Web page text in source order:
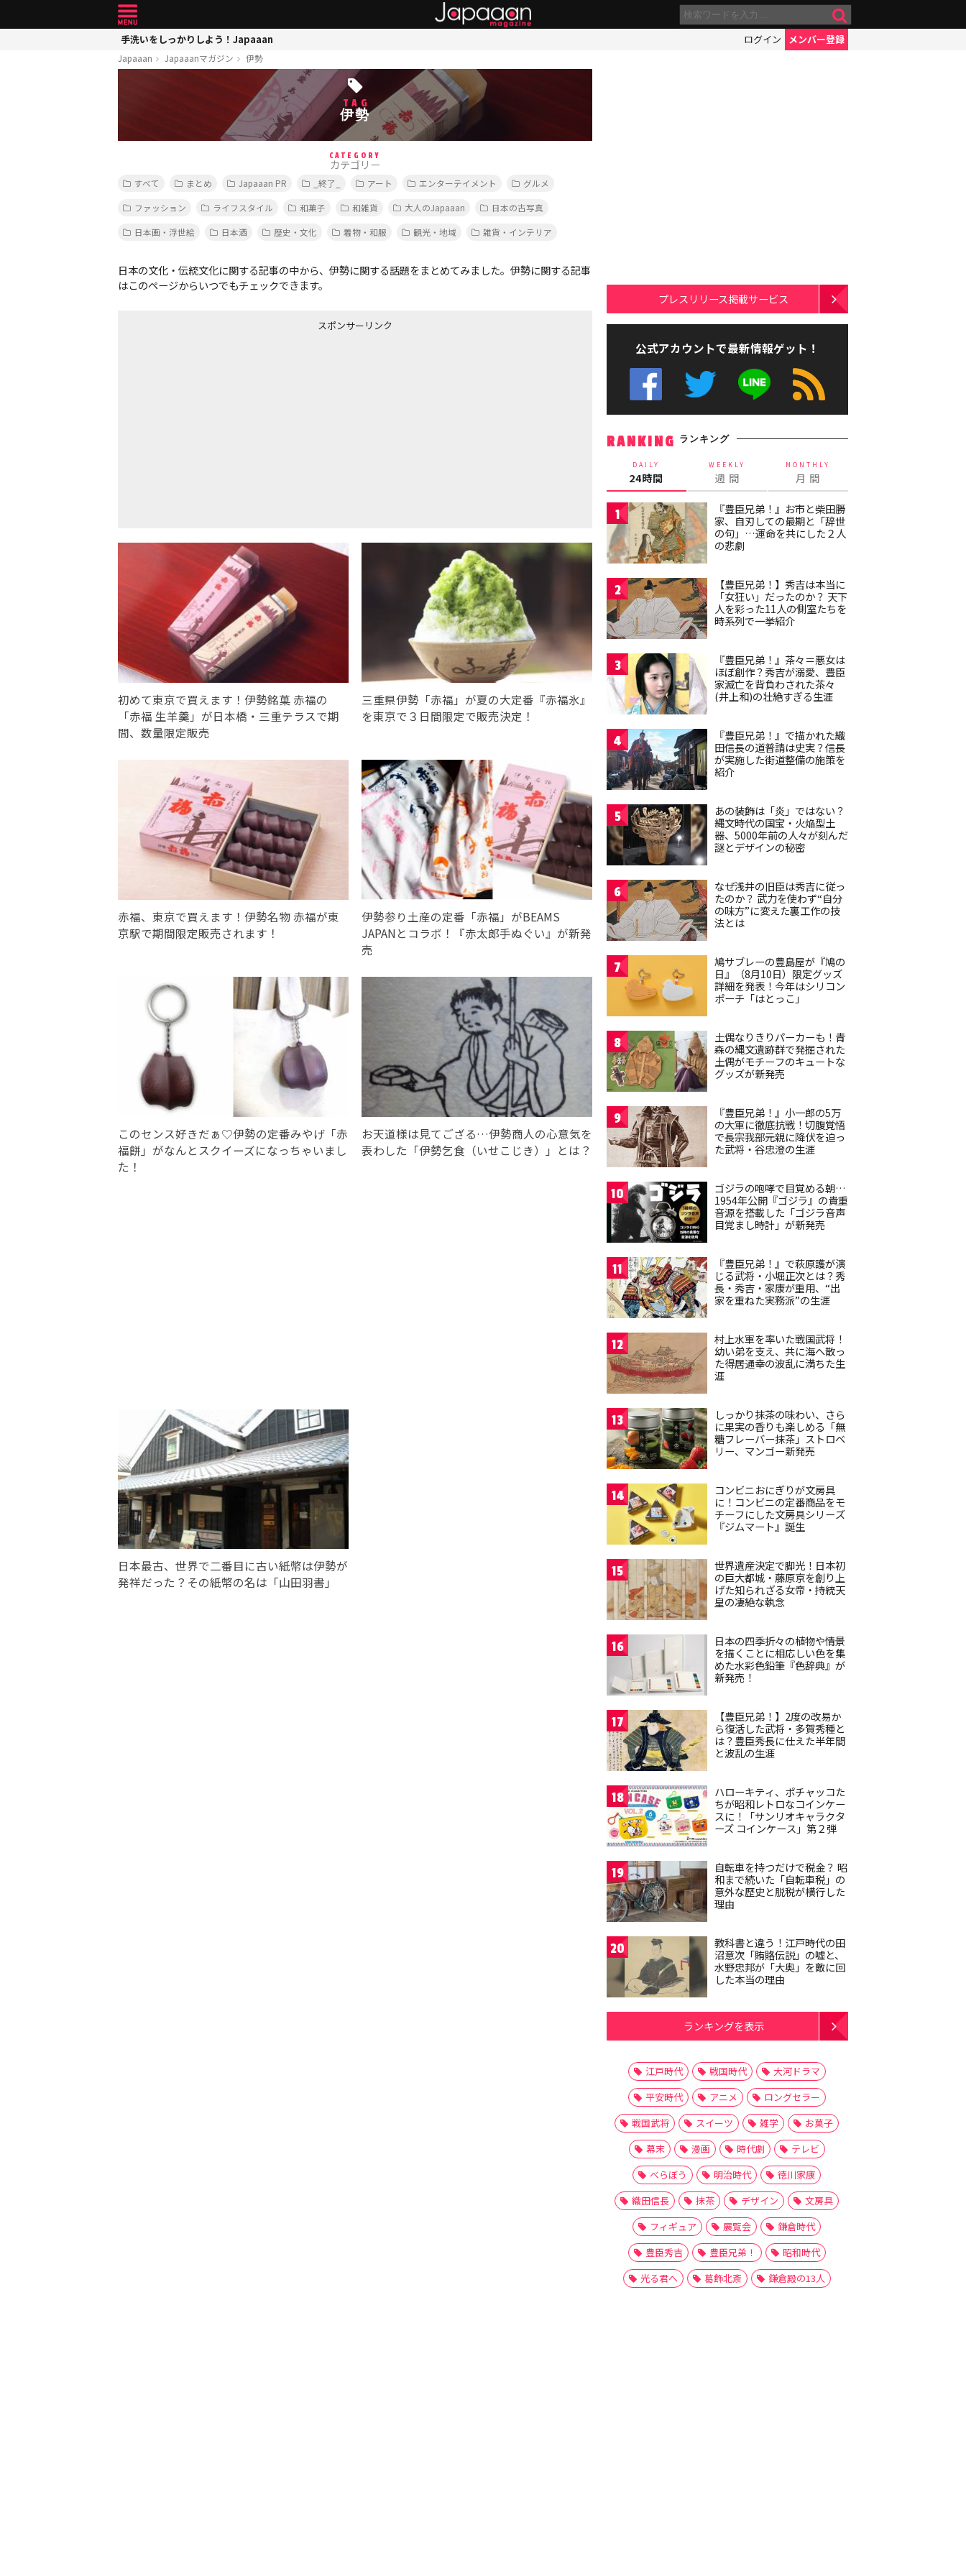
手洗いをしっかりしよう！Japaaan ログイン メンバー登録
Japaaan Japaaanマガジン 伊勢
TAG
伊勢
CATEGORY
カテゴリー
すべて まとめ Japaaan PR _終了_ アート エンターテイメント
グルメ
ファッション
ライフスタイル 和菓子 和雑貨 大人のJapaaan
日本の古写真
日本画・浮世絵
日本酒 歴史・文化 着物・和服 観光・地域 雑貨・インテリア
日本の文化・伝統文化に関する記事の中から、伊勢に関する話題をまとめてみました。伊勢に関する記事
はこのページからいつでもチェックできます。
スポンサーリンク
初めて東京で買えます！伊勢銘菓 赤福の
「赤福 生羊羹」が日本橋・三重テラスで期
間、数量限定販売
三重県伊勢「赤福」が夏の大定番『赤福氷』
を東京で３日間限定で販売決定！
赤福、東京で買えます！伊勢名物 赤福が東
京駅で期間限定販売されます！
伊勢参り土産の定番「赤福」がBEAMS
JAPANとコラボ！『赤太郎手ぬぐい』が新発
売
このセンス好きだぁ♡伊勢の定番みやげ「赤
福餅」がなんとスクイーズになっちゃいまし
た！
お天道様は見てござる…伊勢商人の心意気を
表わした「伊勢乞食（いせこじき）」とは？
日本最古、世界で二番目に古い紙幣は伊勢が
発祥だった？その紙幣の名は「山田羽書」
プレスリリース掲載サービス
公式アカウントで最新情報ゲット！
RANKING ランキング
DAILY
24時間
WEEKLY
週 間
MONTHLY
月 間
1
『豊臣兄弟！』お市と柴田勝
家、自刃しての最期と「辞世
の句」…運命を共にした２人
の悲劇
2
【豊臣兄弟！】秀吉は本当に
「女狂い」だったのか？ 天下
人を彩った11人の側室たちを
時系列で一挙紹介
3
『豊臣兄弟！』茶々＝悪女は
ほぼ創作？秀吉が溺愛、豊臣
家滅亡を背負わされた茶々
(井上和)の壮絶すぎる生涯
4
『豊臣兄弟！』で描かれた織
田信長の道普請は史実？信長
が実施した街道整備の施策を
紹介
5
あの装飾は「炎」ではない？
縄文時代の国宝・火焔型土
器、5000年前の人々が刻んだ
謎とデザインの秘密
6
なぜ浅井の旧臣は秀吉に従っ
たのか？ 武力を使わず“自分
の味方”に変えた裏工作の技
法とは
7
鳩サブレーの豊島屋が『鳩の
日』（8月10日）限定グッズ
詳細を発表！今年はシリコン
ポーチ「はとっこ」
8
土偶なりきりパーカーも！青
森の縄文遺跡群で発掘された
土偶がモチーフのキュートな
グッズが新発売
9
『豊臣兄弟！』小一郎の5万
の大軍に徹底抗戦！切腹覚悟
で長宗我部元親に降伏を迫っ
た武将・谷忠澄の生涯
10
ゴジラの咆哮で目覚める朝…
1954年公開『ゴジラ』の貴重
音源を搭載した「ゴジラ音声
目覚まし時計」が新発売
11
『豊臣兄弟！』で萩原護が演
じる武将・小堀正次とは？秀
長・秀吉・家康が重用、“出
家を重ねた実務派”の生涯
12
村上水軍を率いた戦国武将！
幼い弟を支え、共に海へ散っ
た得居通幸の波乱に満ちた生
涯
13
しっかり抹茶の味わい、さら
に果実の香りも楽しめる「無
糖フレーバー抹茶」ストロベ
リー、マンゴー新発売
14
コンビニおにぎりが文房具
に！コンビニの定番商品をモ
チーフにした文房具シリーズ
『ジムマート』誕生
15
世界遺産決定で脚光！日本初
の巨大都城・藤原京を創り上
げた知られざる女帝・持統天
皇の凄絶な執念
16
日本の四季折々の植物や情景
を描くことに相応しい色を集
めた水彩色鉛筆『色辞典』が
新発売！
17
【豊臣兄弟！】2度の改易か
ら復活した武将・多賀秀種と
は？豊臣秀長に仕えた半年間
と波乱の生涯
18
ハローキティ、ポチャッコた
ちが昭和レトロなコインケー
スに！「サンリオキャラクタ
ーズ コインケース」第２弾
19
自転車を持つだけで税金？ 昭
和まで続いた「自転車税」の
意外な歴史と脱税が横行した
理由
20
教科書と違う！江戸時代の田
沼意次「賄賂伝説」の嘘と、
水野忠邦が「大奥」を敵に回
した本当の理由
ランキングを表示
江戸時代 戦国時代
大河ドラマ
平安時代
アニメ
ロングセラー
戦国武将
スイーツ 雑学
お菓子
幕末
漫画 時代劇
テレビ
べらぼう
明治時代
徳川家康
織田信長
抹茶 デザイン
文房具
フィギュア
展覧会
鎌倉時代
豊臣秀吉
豊臣兄弟！
昭和時代
光る君へ
葛飾北斎 鎌倉殿の13人